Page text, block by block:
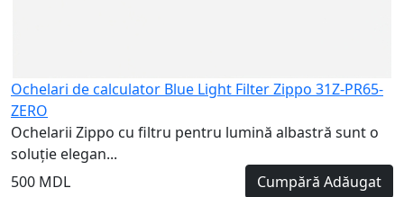
Ochelari de calculator Blue Light Filter Zippo 31Z-PR65-
ZERO
Ochelarii Zippo cu filtru pentru lumină albastră sunt o
soluție elegan...
500 MDL
Cumpără Adăugat